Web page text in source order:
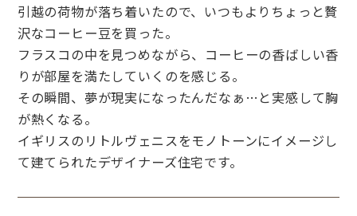
引越の荷物が落ち着いたので、いつもよりちょっと贅
沢なコーヒー豆を買った。
フラスコの中を見つめながら、コーヒーの香ばしい香
りが部屋を満たしていくのを感じる。
その瞬間、夢が現実になったんだなぁ…と実感して胸
が熱くなる。
イギリスのリトルヴェニスをモノトーンにイメージし
て建てられたデザイナーズ住宅です。